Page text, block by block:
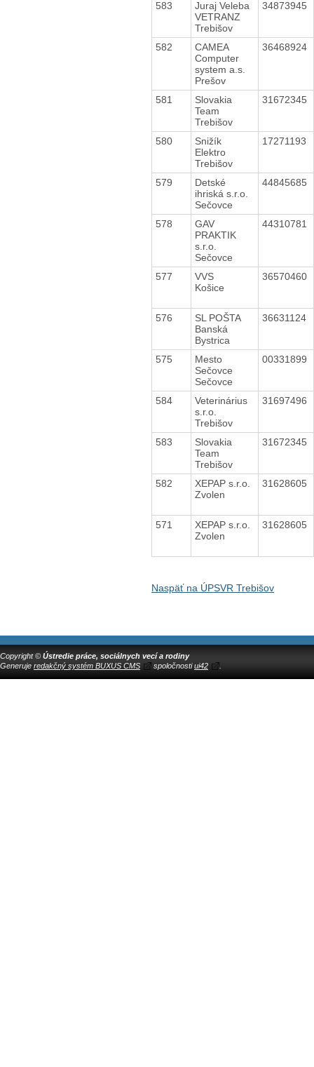
583
Juraj Veleba
VETRANZ
Trebišov
34873945
582
CAMEA
Computer
system a.s.
Prešov
36468924
581
Slovakia
Team
Trebišov
31672345
580
Snižík
Elektro
Trebišov
17271193
579
Detské
ihriská s.r.o.
Sečovce
44845685
578
GAV
PRAKTIK
s.r.o.
Sečovce
44310781
577
VVS
Košice
36570460
576
SL POŠTA
Banská
Bystrica
36631124
575
Mesto
Sečovce
Sečovce
00331899
584
Veterinárius
s.r.o.
Trebišov
31697496
583
Slovakia
Team
Trebišov
31672345
582
XEPAP s.r.o.
Zvolen
31628605
571
XEPAP s.r.o.
Zvolen
31628605
Naspäť na ÚPSVR Trebišov
Copyright © Ústredie práce, sociálnych vecí a rodiny
Generuje redakčný systém BUXUS CMS spoločnostiui42